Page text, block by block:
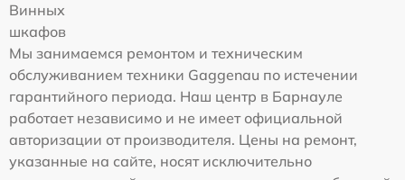
Винных
шкафов
Мы занимаемся ремонтом и техническим
обслуживанием техники Gaggenau по истечении
гарантийного периода. Наш центр в Барнауле
работает независимо и не имеет официальной
авторизации от производителя. Цены на ремонт,
указанные на сайте, носят исключительно